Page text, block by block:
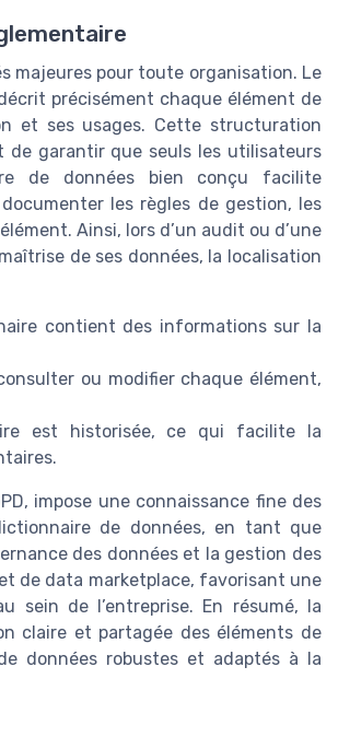
majeures pour toute organisation. Le
précisément chaque élément de
et ses usages. Cette structuration
de garantir que seuls les utilisateurs
de données bien conçu facilite
les règles de gestion, les
Ainsi, lors d’un audit ou d’une
de ses données, la localisation
contient des informations sur la
ou modifier chaque élément,
est historisée, ce qui facilite la
impose une connaissance fine des
de données, en tant que
des données et la gestion des
de data marketplace, favorisant une
sein de l’entreprise. En résumé, la
claire et partagée des éléments de
données robustes et adaptés à la